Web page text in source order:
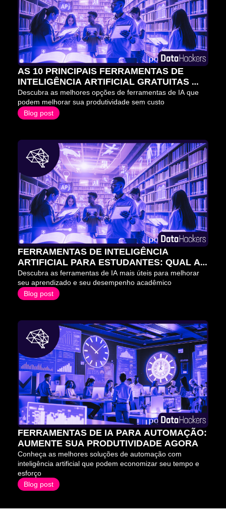
AS 10 PRINCIPAIS FERRAMENTAS DE
INTELIGÊNCIA ARTIFICIAL GRATUITAS
PARA 2026
Descubra as melhores opções de ferramentas de IA que
podem melhorar sua produtividade sem custo
Blog post
FERRAMENTAS DE INTELIGÊNCIA
ARTIFICIAL PARA ESTUDANTES: QUAL A
MELHOR ESCOLHA?
Descubra as ferramentas de IA mais úteis para melhorar
seu aprendizado e seu desempenho acadêmico
Blog post
FERRAMENTAS DE IA PARA AUTOMAÇÃO:
AUMENTE SUA PRODUTIVIDADE AGORA
Conheça as melhores soluções de automação com
inteligência artificial que podem economizar seu tempo e
esforço
Blog post